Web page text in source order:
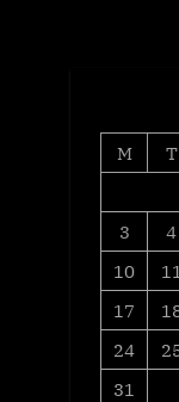
M
T
3
4
10
11
17
24
31